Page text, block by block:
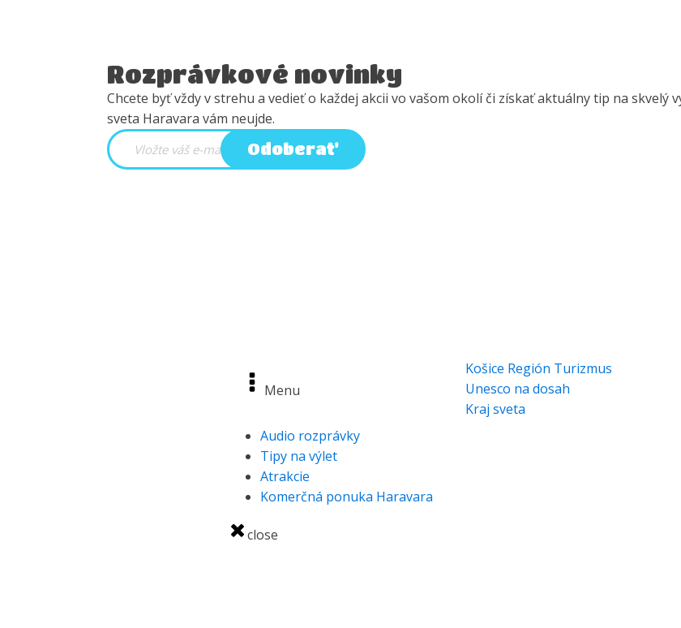
Rozprávkové novinky
Chcete byť vždy v strehu a vedieť o každej akcii vo vašom okolí či získať aktuálny tip na skvelý
sveta Haravara vám neujde.
Odoberať
Menu
Audio rozprávky
Tipy na výlet
Atrakcie
Komerčná ponuka Haravara
close
Košice Región Turizmus
Unesco na dosah
Kraj sveta